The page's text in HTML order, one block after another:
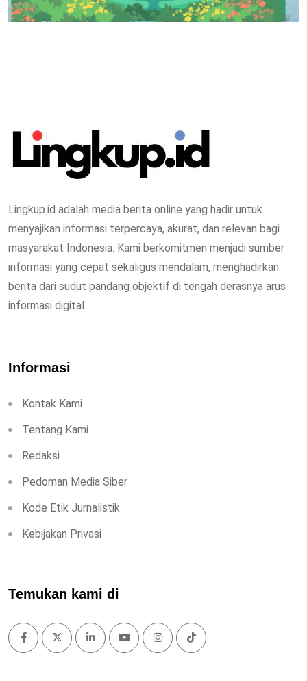
Lingkup.id adalah media berita online yang hadir untuk
menyajikan informasi terpercaya, akurat, dan relevan bagi
masyarakat Indonesia. Kami berkomitmen menjadi sumber
informasi yang cepat sekaligus mendalam, menghadirkan
berita dari sudut pandang objektif di tengah derasnya arus
informasi digital.
Informasi
Kontak Kami
Tentang Kami
Redaksi
Pedoman Media Siber
Kode Etik Jurnalistik
Kebijakan Privasi
Temukan kami di